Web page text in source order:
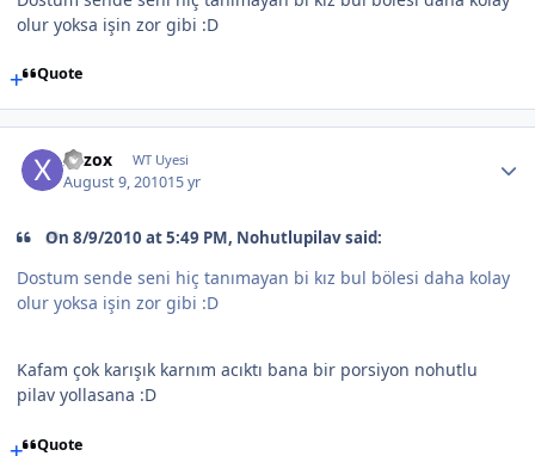
olur yoksa işin zor gibi :D
Quote
xozox WT Uyesi
August 9, 201015 yr
On 8/9/2010 at 5:49 PM, Nohutlupilav said:
Dostum sende seni hiç tanımayan bi kız bul bölesi daha kolay
olur yoksa işin zor gibi :D
Kafam çok karışık karnım acıktı bana bir porsiyon nohutlu
pilav yollasana :D
Quote